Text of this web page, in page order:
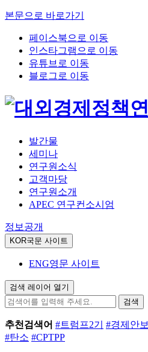
본문으로 바로가기
페이스북으로 이동
인스타그램으로 이동
유튜브로 이동
블로그로 이동
발간물
세미나
연구원소식
고객마당
연구원소개
APEC 연구컨소시엄
정보공개
KOR국문 사이트
ENG영문 사이트
검색 레이어 열기
검색
추천검색어 #트럼프2기 #경제안보
#탄소 #CPTPP